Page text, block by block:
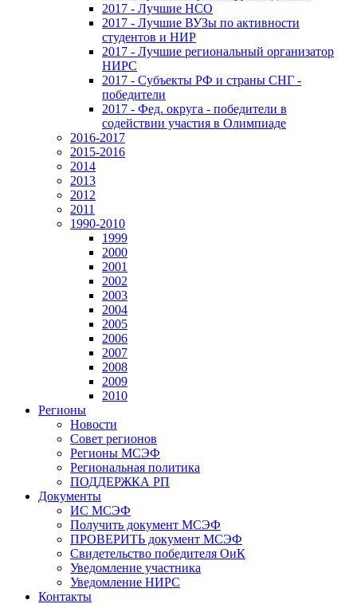
2017 - Лучшие НСО
2017 - Лучшие ВУЗы по активности
студентов и НИР
2017 - Лучшие региональный организатор
НИРС
2017 - Субъекты РФ и страны СНГ -
победители
2017 - Фед. округа - победители в
содействии участия в Олимпиаде
2016-2017
2015-2016
2014
2013
2012
2011
1990-2010
1999
2000
2001
2002
2003
2004
2005
2006
2007
2008
2009
2010
Регионы
Новости
Совет регионов
Регионы МСЭФ
Региональная политика
ПОДДЕРЖКА РП
Документы
ИС МСЭФ
Получить документ МСЭФ
ПРОВЕРИТЬ документ МСЭФ
Свидетельство победителя ОиК
Уведомление участника
Уведомление НИРС
Контакты